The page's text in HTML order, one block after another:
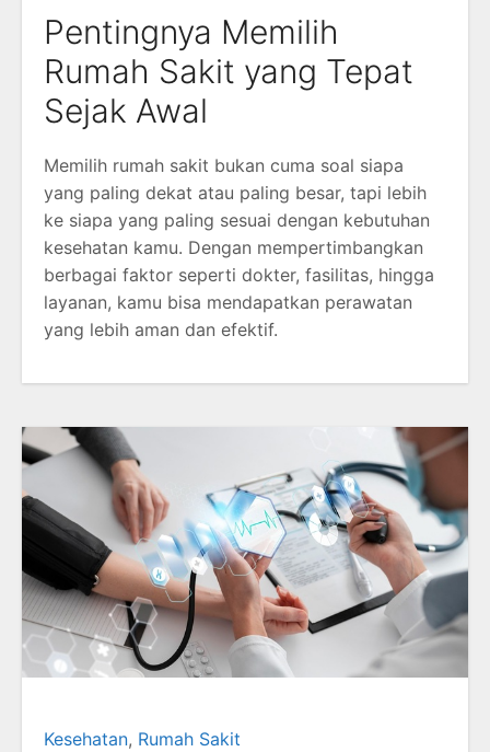
Pentingnya Memilih
Rumah Sakit yang Tepat
Sejak Awal
Memilih rumah sakit bukan cuma soal siapa
yang paling dekat atau paling besar, tapi lebih
ke siapa yang paling sesuai dengan kebutuhan
kesehatan kamu. Dengan mempertimbangkan
berbagai faktor seperti dokter, fasilitas, hingga
layanan, kamu bisa mendapatkan perawatan
yang lebih aman dan efektif.
Kesehatan, Rumah Sakit